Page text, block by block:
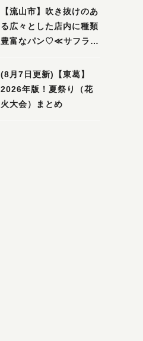
ビュー
【流山市】吹き抜けのあ
る広々とした店内に種類
豊富なパン♡≪サフラン
(8月7日更新)【東葛】
2026年版！夏祭り（花
火大会）まとめ